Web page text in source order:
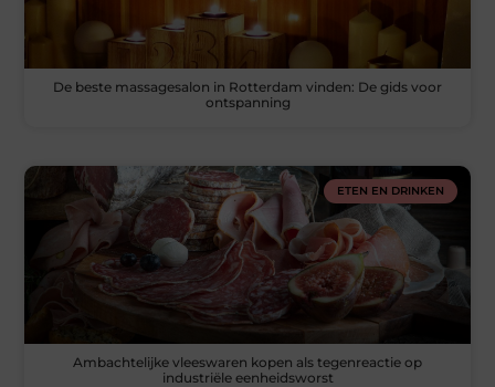
De beste massagesalon in Rotterdam vinden: De gids voor
ontspanning
ETEN EN DRINKEN
Ambachtelijke vleeswaren kopen als tegenreactie op
industriële eenheidsworst